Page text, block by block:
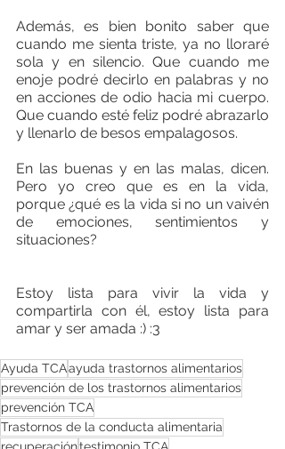
Además, es bien bonito saber que
cuando me sienta triste, ya no lloraré
sola y en silencio. Que cuando me
enoje podré decirlo en palabras y no
en acciones de odio hacia mi cuerpo.
Que cuando esté feliz podré abrazarlo
y llenarlo de besos empalagosos.
En las buenas y en las malas, dicen.
Pero yo creo que es en la vida,
porque ¿qué es la vida si no un vaivén
de emociones, sentimientos y
situaciones?
Estoy lista para vivir la vida y
compartirla con él, estoy lista para
amar y ser amada :) :3
Ayuda TCAayuda trastornos alimentarios
prevención de los trastornos alimentarios
prevención TCA
Trastornos de la conducta alimentaria